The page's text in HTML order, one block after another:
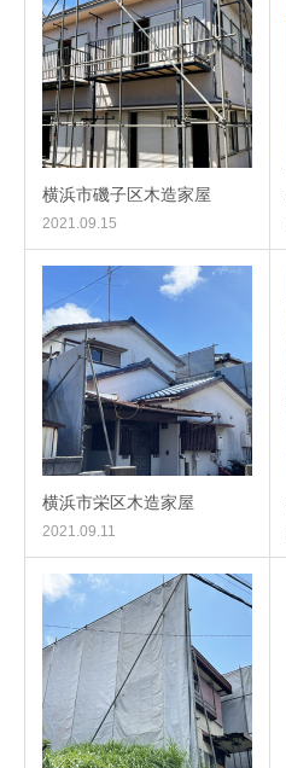
横浜市磯子区木造家屋
2021.09.15
横浜市栄区木造家屋
2021.09.11